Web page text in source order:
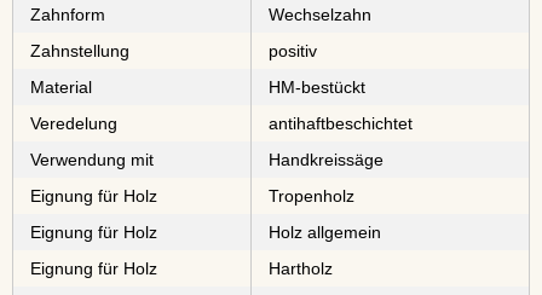
Zahnform
Wechselzahn
Zahnstellung
positiv
Material
⁠⁠⁠⁠⁠⁠⁠⁠HM-bestückt
Veredelung
antihaftbeschichtet
Verwendung mit
Handkreissäge
Eignung für Holz
⁠⁠⁠⁠⁠Tropenholz
Eignung für Holz
Holz allgemein
Eignung für Holz
⁠⁠⁠Hartholz